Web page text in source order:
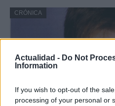
Actualidad - Do Not
Information
If you wish to opt-out of the
processing of your personal or
CRÓNICA